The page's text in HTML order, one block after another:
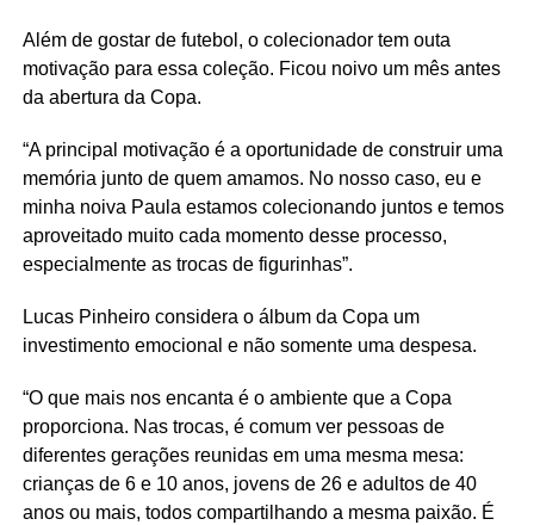
Além de gostar de futebol, o colecionador tem outa
motivação para essa coleção. Ficou noivo um mês antes
da abertura da Copa.
“A principal motivação é a oportunidade de construir uma
memória junto de quem amamos. No nosso caso, eu e
minha noiva Paula estamos colecionando juntos e temos
aproveitado muito cada momento desse processo,
especialmente as trocas de figurinhas”.
Lucas Pinheiro considera o álbum da Copa um
investimento emocional e não somente uma despesa.
“O que mais nos encanta é o ambiente que a Copa
proporciona. Nas trocas, é comum ver pessoas de
diferentes gerações reunidas em uma mesma mesa:
crianças de 6 e 10 anos, jovens de 26 e adultos de 40
anos ou mais, todos compartilhando a mesma paixão. É